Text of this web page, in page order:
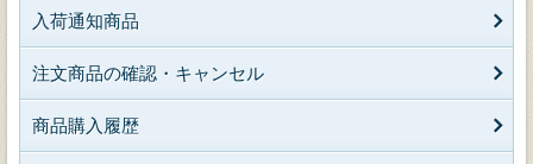
入荷通知商品
注文商品の確認・キャンセル
商品購入履歴